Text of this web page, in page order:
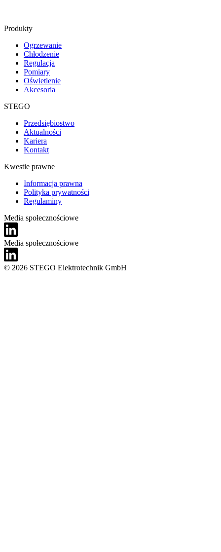
Produkty
Ogrzewanie
Chłodzenie
Regulacja
Pomiary
Oświetlenie
Akcesoria
STEGO
Przedsiębiostwo
Aktualności
Kariera
Kontakt
Kwestie prawne
Informacja prawna
Polityka prywatności
Regulaminy
Media społecznościowe
Media społecznościowe
© 2026 STEGO Elektrotechnik GmbH